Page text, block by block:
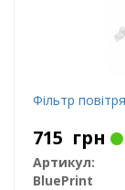
Фільтр
715 грн
Артикул:
BluePrint